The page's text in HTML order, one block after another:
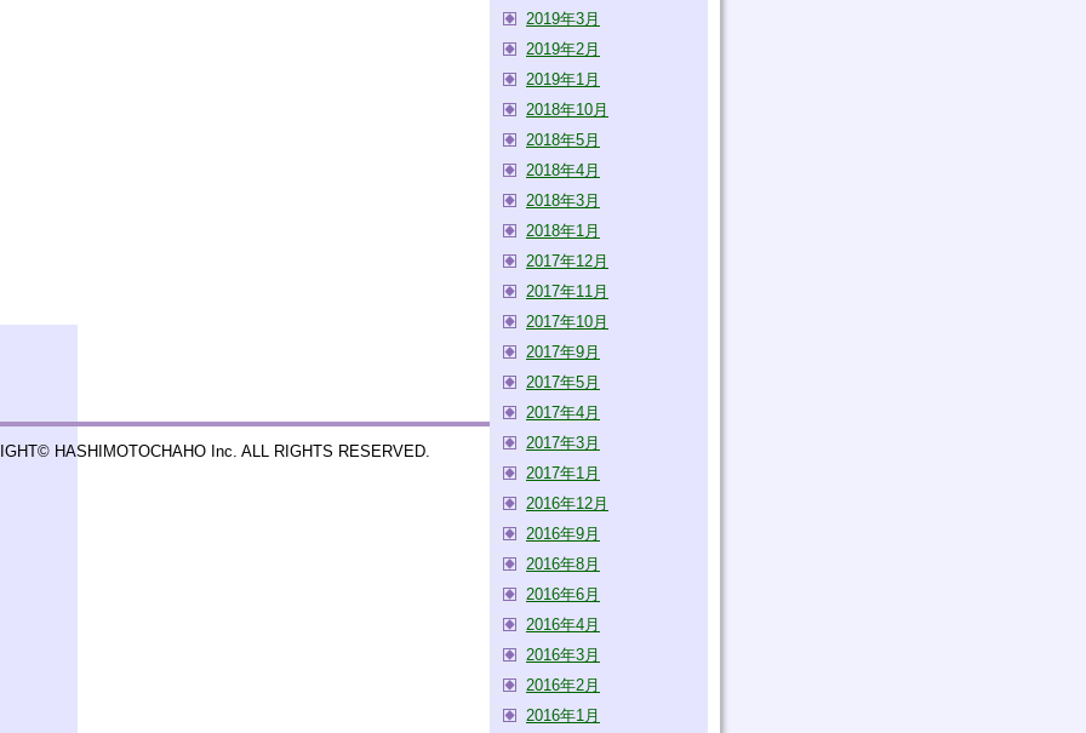
2019年3月
2019年2月
2019年1月
2018年10月
2018年5月
2018年4月
2018年3月
2018年1月
2017年12月
2017年11月
2017年10月
2017年9月
2017年5月
2017年4月
2017年3月
2017年1月
2016年12月
2016年9月
2016年8月
2016年6月
2016年4月
2016年3月
2016年2月
2016年1月
HASHIMOTOCHAHO Inc. ALL RIGHTS RESERVED.